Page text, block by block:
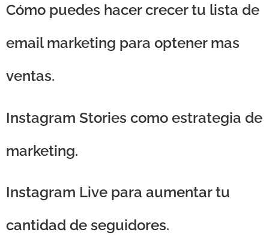
Cómo puedes hacer crecer tu lista de
email marketing para optener mas
ventas.
Instagram Stories como estrategia de
marketing.
Instagram Live para aumentar tu
cantidad de seguidores.